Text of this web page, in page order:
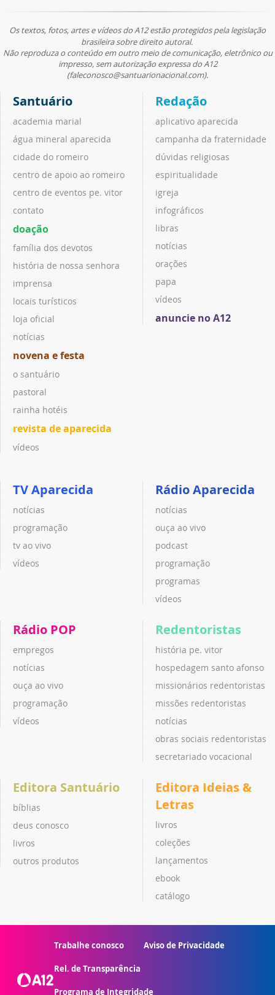
Os textos, fotos, artes e vídeos do A12 estão protegidos pela legislação
brasileira sobre direito autoral.
Não reproduza o conteúdo em outro meio de comunicação, eletrônico ou
impresso, sem autorização expressa do A12
(faleconosco@santuarionacional.com).
Santuário
academia marial
água mineral aparecida
cidade do romeiro
centro de apoio ao romeiro
centro de eventos pe. vitor
contato
doação
família dos devotos
história de nossa senhora
imprensa
locais turísticos
loja oficial
notícias
novena e festa
o santuário
pastoral
rainha hotéis
revista de aparecida
vídeos
Redação
aplicativo aparecida
campanha da fraternidade
dúvidas religiosas
espiritualidade
igreja
infográficos
libras
notícias
orações
papa
vídeos
anuncie no A12
TV Aparecida
notícias
programação
tv ao vivo
vídeos
Rádio Aparecida
notícias
ouça ao vivo
podcast
programação
programas
vídeos
Rádio POP
empregos
notícias
ouça ao vivo
programação
vídeos
Redentoristas
história pe. vitor
hospedagem santo afonso
missionários redentoristas
missões redentoristas
notícias
obras sociais redentoristas
secretariado vocacional
Editora Santuário
bíblias
deus conosco
livros
outros produtos
Editora Ideias &
Letras
livros
coleções
lançamentos
ebook
catálogo
Trabalhe conosco Aviso de Privacidade
Rel. de Transparência
Programa de Integridade